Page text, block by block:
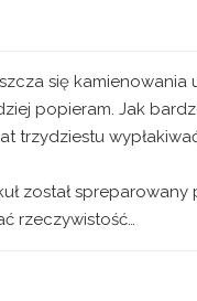
się kamienowania
popieram. Jak
trzydziestu
został spreparowany
rzeczywistość…